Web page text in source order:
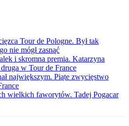
Tour de Pologne. Był tak
nie mógł zasnąć
i skromna premia. Katarzyna
w Tour de France
największym. Piąte zwycięstwo
wielkich faworytów. Tadej Pogacar